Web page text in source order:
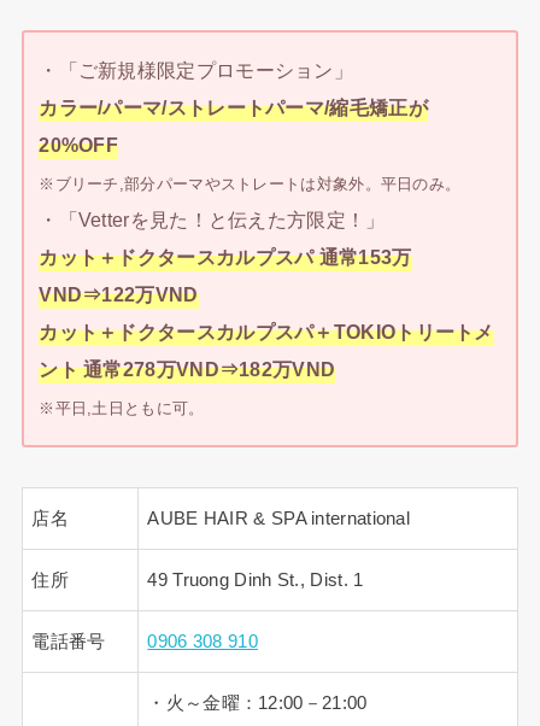
・「ご新規様限定プロモーション」
カラー/パーマ/ストレートパーマ/縮毛矯正が
20%OFF
※ブリーチ,部分パーマやストレートは対象外。平日のみ。
・「Vetterを見た！と伝えた方限定！」
カット＋ドクタースカルプスパ 通常153万
VND⇒122万VND
カット＋ドクタースカルプスパ＋TOKIOトリートメ
ント 通常278万VND⇒182万VND
※平日,土日ともに可。
店名 AUBE HAIR & SPA international
住所 49 Truong Dinh St., Dist. 1
電話番号 0906 308 910
・火～金曜：12:00－21:00